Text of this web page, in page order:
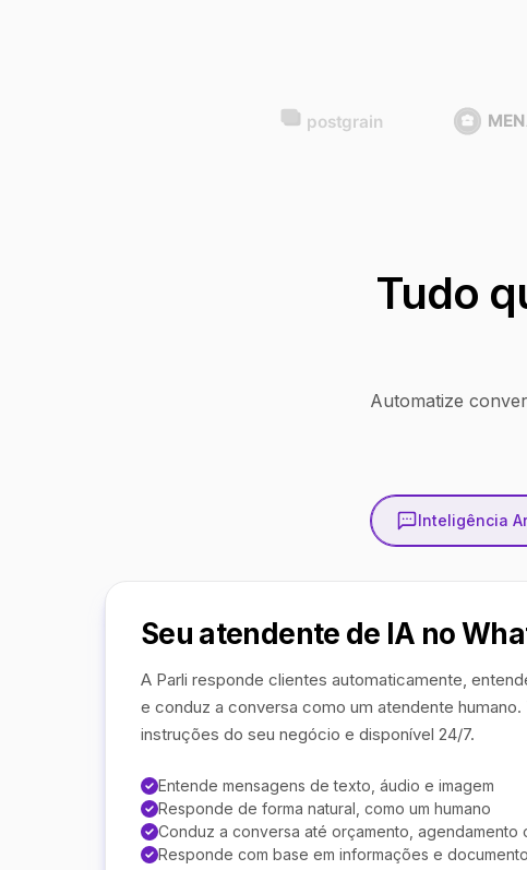
Tudo
Automatize
Inteligência
Seu atendente de IA no
A Parli responde clientes automaticamente,
e conduz a conversa como um atendente humano.
instruções do seu negócio e disponível 24/7.
Entende mensagens de texto, áudio e imagem
Responde de forma natural, como um humano
Conduz a conversa até orçamento, agendamento
Responde com base em informações e